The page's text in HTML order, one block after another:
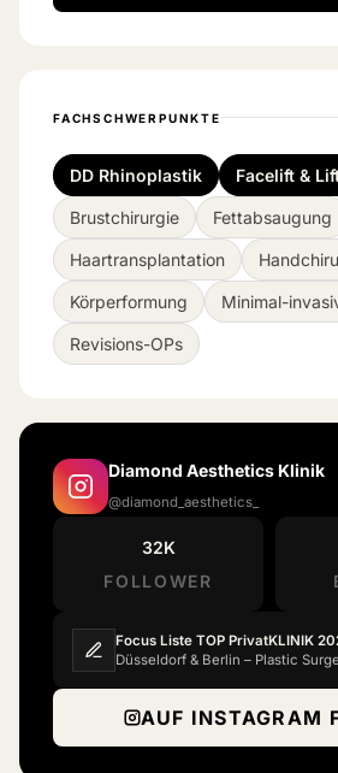
FACHSCHWERPUNKTE
DD Rhinoplastik Facelift &
Brustchirurgie Fettabsaugung
Haartransplantation
Körperformung Minimal-
Revisions-OPs
Diamond Aesthetics Klinik
@diamond_aesthetics_
32K
FOLLOWER
Focus Liste TOP PrivatKLINIK
Düsseldorf & Berlin – Plastic
AUF INSTAGRAM